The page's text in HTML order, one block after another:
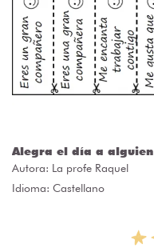
Alegra el día a alguien
Autora: La profe Raquel
Idioma: Castellano